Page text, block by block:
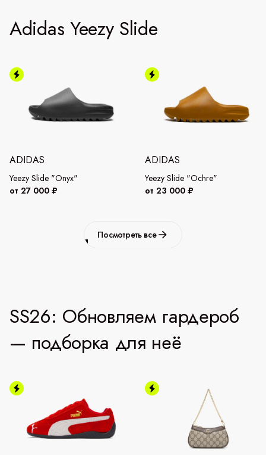
Adidas Yeezy Slide
ADIDAS
Yeezy Slide "Onyx"
от 27 000 ₽
ADIDAS
Yeezy Slide "Ochre"
от 23 000 ₽
Посмотреть все
SS26: Обновляем гардероб
— подборка для неё